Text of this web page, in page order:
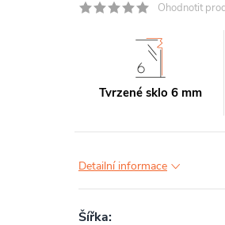
Ohodnotit
Tvrzené sklo 6 mm
Detailní informace